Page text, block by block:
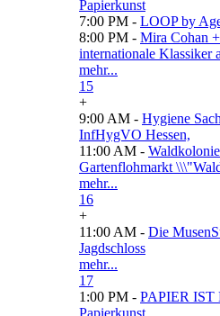
Papierkunst
7:00 PM - LOOP by
8:00 PM - Mira Cohan
internationale Klassiker
mehr...
15
+
9:00 AM - Hygiene
InfHygVO Hessen,
11:00 AM -
Gartenflohmarkt
mehr...
16
+
11:00 AM - Die
Jagdschloss
mehr...
17
1:00 PM - PAPIER
Papierkunst